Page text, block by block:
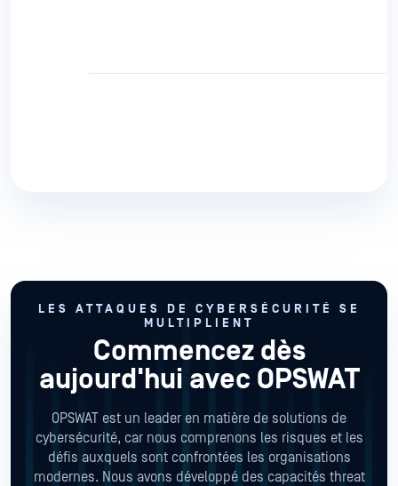
LES ATTAQUES DE CYBERSÉCURITÉ SE
MULTIPLIENT
Commencez dès
aujourd'hui avec OPSWAT
OPSWAT est un leader en matière de solutions de
cybersécurité, car nous comprenons les risques et les
défis auxquels sont confrontées les organisations
modernes. Nous avons développé des capacités threat